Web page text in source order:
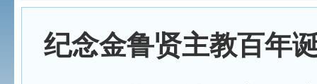
纪念金鲁贤主教百年